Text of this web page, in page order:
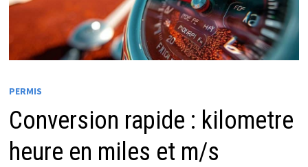
PERMIS
Conversion rapide : kilometre
heure en miles et m/s